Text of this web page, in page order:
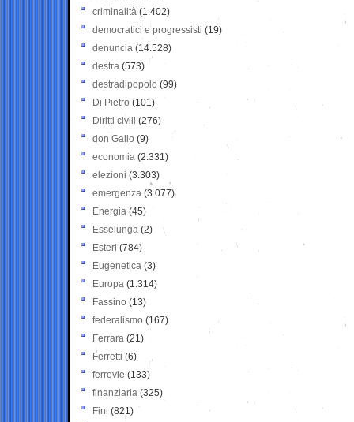
criminalità (1.402)
democratici e progressisti (19)
denuncia (14.528)
destra (573)
destradipopolo (99)
Di Pietro (101)
Diritti civili (276)
don Gallo (9)
economia (2.331)
elezioni (3.303)
emergenza (3.077)
Energia (45)
Esselunga (2)
Esteri (784)
Eugenetica (3)
Europa (1.314)
Fassino (13)
federalismo (167)
Ferrara (21)
Ferretti (6)
ferrovie (133)
finanziaria (325)
Fini (821)